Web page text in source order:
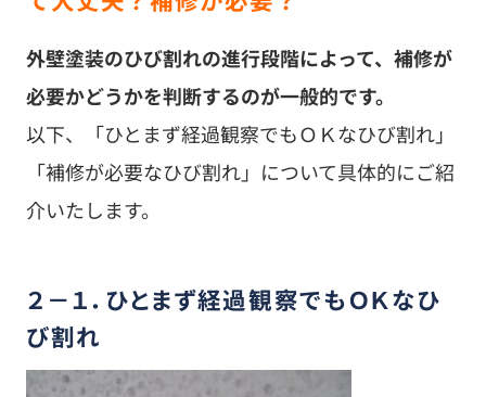
外壁塗装のひび割れの進行段階によって、補修が
必要かどうかを判断するのが一般的です。
以下、「ひとまず経過観察でもＯＫなひび割れ」
「補修が必要なひび割れ」について具体的にご紹
介いたします。
２－１．ひとまず経過観察でもＯＫなひ
び割れ